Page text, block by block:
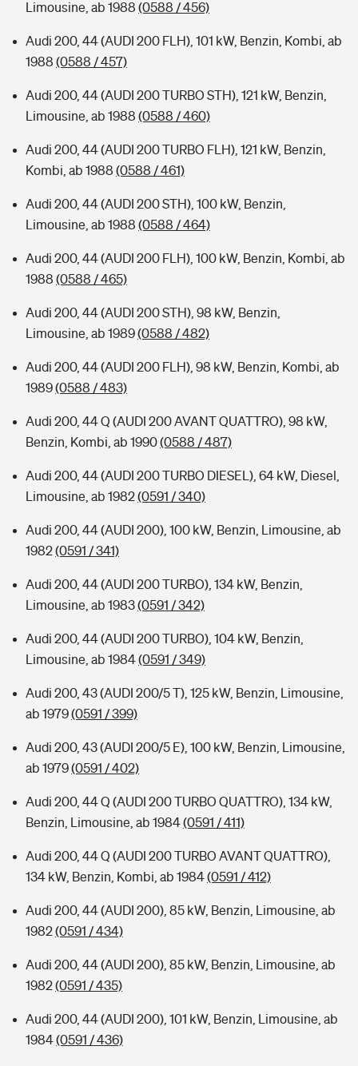
Limousine, ab 1988 (0588 / 456)
Audi 200, 44 (AUDI 200 FLH), 101 kW, Benzin, Kombi, ab
1988 (0588 / 457)
Audi 200, 44 (AUDI 200 TURBO STH), 121 kW, Benzin,
Limousine, ab 1988 (0588 / 460)
Audi 200, 44 (AUDI 200 TURBO FLH), 121 kW, Benzin,
Kombi, ab 1988 (0588 / 461)
Audi 200, 44 (AUDI 200 STH), 100 kW, Benzin,
Limousine, ab 1988 (0588 / 464)
Audi 200, 44 (AUDI 200 FLH), 100 kW, Benzin, Kombi, ab
1988 (0588 / 465)
Audi 200, 44 (AUDI 200 STH), 98 kW, Benzin,
Limousine, ab 1989(0588 / 482)
Audi 200, 44 (AUDI 200 FLH), 98 kW, Benzin, Kombi, ab
1989(0588 / 483)
Audi 200, 44 Q (AUDI 200 AVANT QUATTRO), 98 kW,
Benzin, Kombi, ab 1990(0588 / 487)
Audi 200, 44 (AUDI 200 TURBO DIESEL), 64 kW, Diesel,
Limousine, ab 1982(0591 / 340)
Audi 200, 44 (AUDI 200), 100 kW, Benzin, Limousine, ab
1982(0591 / 341)
Audi 200, 44 (AUDI 200 TURBO), 134 kW, Benzin,
Limousine, ab 1983(0591 / 342)
Audi 200, 44 (AUDI 200 TURBO), 104 kW, Benzin,
Limousine, ab 1984(0591 / 349)
Audi 200, 43 (AUDI 200/5 T), 125 kW, Benzin, Limousine,
ab 1979(0591 / 399)
Audi 200, 43 (AUDI 200/5 E), 100 kW, Benzin, Limousine,
ab 1979(0591 / 402)
Audi 200, 44 Q (AUDI 200 TURBO QUATTRO), 134 kW,
Benzin, Limousine, ab 1984(0591 / 411)
Audi 200, 44 Q (AUDI 200 TURBO AVANT QUATTRO),
134 kW, Benzin, Kombi, ab 1984(0591 / 412)
Audi 200, 44 (AUDI 200), 85 kW, Benzin, Limousine, ab
1982(0591 / 434)
Audi 200, 44 (AUDI 200), 85 kW, Benzin, Limousine, ab
1982(0591 / 435)
Audi 200, 44 (AUDI 200), 101 kW, Benzin, Limousine, ab
1984(0591 / 436)